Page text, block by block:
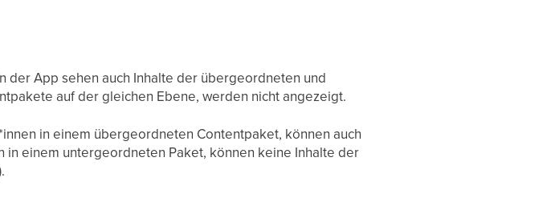
der App sehen auch Inhalte der übergeordneten und
auf der gleichen Ebene, werden nicht angezeigt.
in einem übergeordneten Contentpaket, können auch
einem untergeordneten Paket, können keine Inhalte der